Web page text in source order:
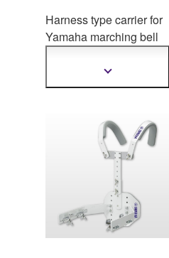
Harness type carrier for
Yamaha marching bell
marching xylophone
MXL Series.
더
자
정
보
보
기